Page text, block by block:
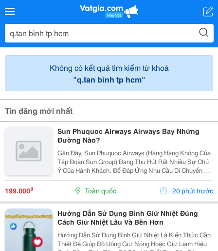
Không có kết quả tìm kiếm từ khoá
"q.tan bình tp hcm"
Tin đăng mới nhất
Sun Phuquoc Airways Airways Bay Những
Đường Nào?
Gần Đây, Sun Phuquoc Airways (Hãng Hàng Không Của
Tập Đoàn Sun Group) Đang Thu Hút Rất Nhiều Sự Chú
Ý Của Hành Khách. Để Đáp Ứng Nhu Cầu Di Chuyển Và
Du Lịch, Hãng Đang Liên Tục Mở Rộng Mạng Lưới Bay,
Kết Nối Trực Tiếp Phú Quốc Với Nhiều Tỉnh Thành...
199.000₫ Toàn quốc 20 phút trước
Hướng Dẫn Sử Dụng Bình Giữ Nhiệt Đúng
Cách Giữ Nhiệt Lâu Và Bền Hơn
Hướng Dẫn Sử Dụng Bình Giữ Nhiệt Là Kiến Thức Cần
Thiết Để Giúp Đồ Uống Giữ Nóng Hoặc Giữ Lạnh Hiệu